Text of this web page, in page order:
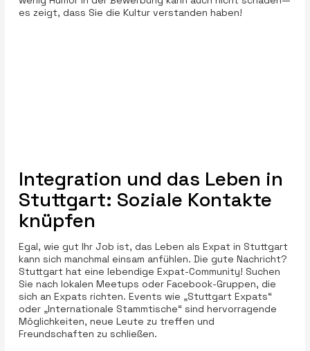
es zeigt, dass Sie die Kultur verstanden haben!
Integration und das Leben in
Stuttgart: Soziale Kontakte
knüpfen
Egal, wie gut Ihr Job ist, das Leben als Expat in Stuttgart
kann sich manchmal einsam anfühlen. Die gute Nachricht?
Stuttgart hat eine lebendige Expat-Community! Suchen
Sie nach lokalen Meetups oder Facebook-Gruppen, die
sich an Expats richten. Events wie „Stuttgart Expats“
oder „Internationale Stammtische“ sind hervorragende
Möglichkeiten, neue Leute zu treffen und
Freundschaften zu schließen.